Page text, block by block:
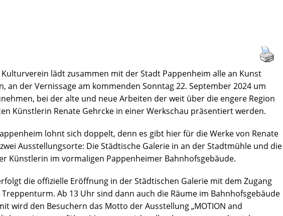
lädt zusammen mit der Stadt Pappenheim alle an Kunst
an der Vernissage am kommenden Sonntag 22. September 2024 um
bei der alte und neue Arbeiten der weit über die engere Region
Künstlerin Renate Gehrcke in einer Werkschau präsentiert werden.
lohnt sich doppelt, denn es gibt hier für die Werke von Renate
Ausstellungsorte: Die Städtische Galerie in an der Stadtmühle und die
Künstlerin im vormaligen Pappenheimer Bahnhofsgebäude.
die offizielle Eröffnung in der Städtischen Galerie mit dem Zugang
Ab 13 Uhr sind dann auch die Räume im Bahnhofsgebäude
wird den Besuchern das Motto der Ausstellung „MOTION and